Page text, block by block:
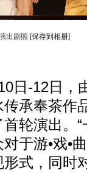
出剧照 [保存到相册]
-12日，
承奉茶作
轮演出。“
于游•戏•
式，同时